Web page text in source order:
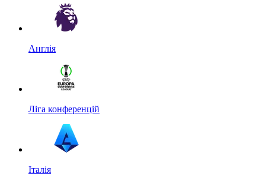
Англія
Ліга конференцій
Італія